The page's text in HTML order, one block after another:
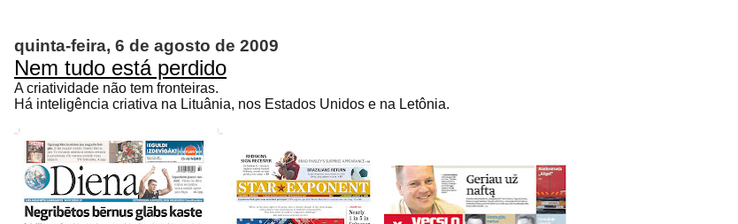
quinta-feira, 6 de agosto de 2009
Nem tudo está perdido
A criatividade não tem fronteiras.
Há inteligência criativa na Lituânia, nos Estados Unidos e na Letônia.